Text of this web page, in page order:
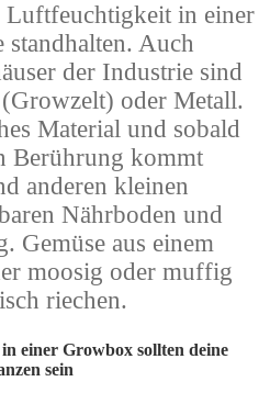
in einer
Auch
der Industrie sind
oder Metall.
Material und sobald
Berührung kommt
anderen kleinen
Nährboden und
Gemüse aus einem
moosig oder muffig
riechen.
einer Growbox sollten deine
sein